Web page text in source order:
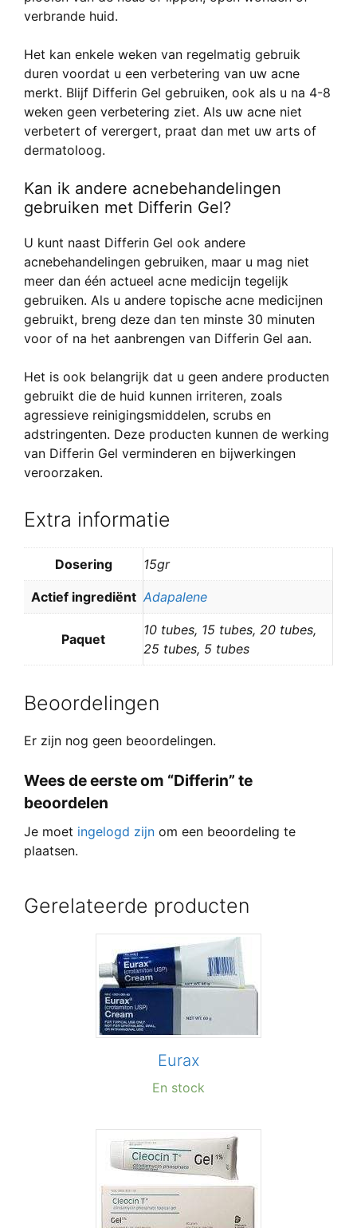
verbrande huid.
Het kan enkele weken van regelmatig gebruik
duren voordat u een verbetering van uw acne
merkt. Blijf Differin Gel gebruiken, ook als u na 4-8
weken geen verbetering ziet. Als uw acne niet
verbetert of verergert, praat dan met uw arts of
dermatoloog.
Kan ik andere acnebehandelingen
gebruiken met Differin Gel?
U kunt naast Differin Gel ook andere
acnebehandelingen gebruiken, maar u mag niet
meer dan één actueel acne medicijn tegelijk
gebruiken. Als u andere topische acne medicijnen
gebruikt, breng deze dan ten minste 30 minuten
voor of na het aanbrengen van Differin Gel aan.
Het is ook belangrijk dat u geen andere producten
gebruikt die de huid kunnen irriteren, zoals
agressieve reinigingsmiddelen, scrubs en
adstringenten. Deze producten kunnen de werking
van Differin Gel verminderen en bijwerkingen
veroorzaken.
Extra informatie
Dosering 15gr
Actief ingrediënt Adapalene
Paquet
10 tubes, 15 tubes, 20 tubes,
25 tubes, 5 tubes
Beoordelingen
Er zijn nog geen beoordelingen.
Wees de eerste om “Differin” te
beoordelen
Je moet ingelogd zijn om een beoordeling te
plaatsen.
Gerelateerde producten
Eurax
En stock